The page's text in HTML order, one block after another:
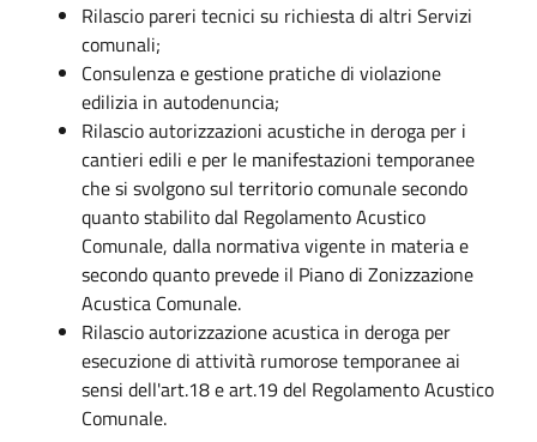
Rilascio pareri tecnici su richiesta di altri Servizi
comunali;
Consulenza e gestione pratiche di violazione
edilizia in autodenuncia;
Rilascio autorizzazioni acustiche in deroga per i
cantieri edili e per le manifestazioni temporanee
che si svolgono sul territorio comunale secondo
quanto stabilito dal Regolamento Acustico
Comunale, dalla normativa vigente in materia e
secondo quanto prevede il Piano di Zonizzazione
Acustica Comunale.
Rilascio autorizzazione acustica in deroga per
esecuzione di attività rumorose temporanee ai
sensi dell'art.18 e art.19 del Regolamento Acustico
Comunale.